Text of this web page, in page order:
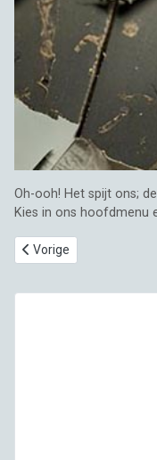
Oh-ooh! Het spijt ons;
Kies in ons hoofdmenu
Vorig artikel: Fonzy
Vorige